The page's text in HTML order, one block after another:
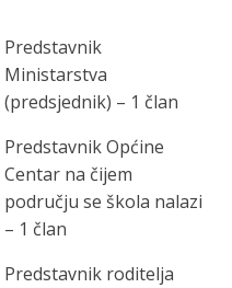
Predstavnik
Ministarstva
(predsjednik) – 1 član
Predstavnik Općine
Centar na čijem
području se škola nalazi
– 1 član
Predstavnik roditelja